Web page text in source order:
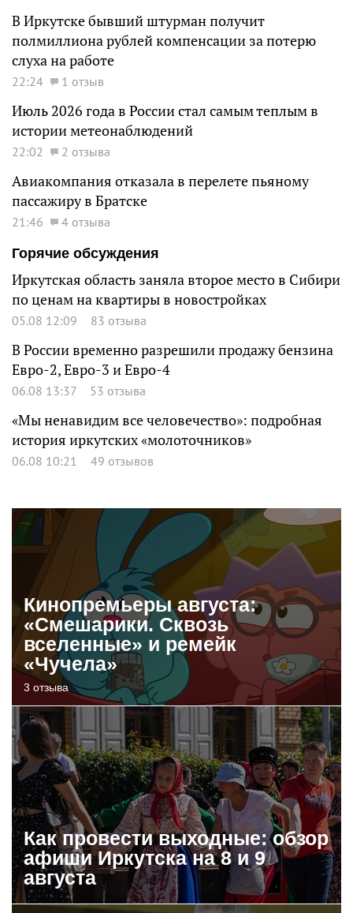
В Иркутске бывший штурман получит
полмиллиона рублей компенсации за потерю
слуха на работе
22:24 1 отзыв
Июль 2026 года в России стал самым теплым в
истории метеонаблюдений
22:02 2 отзыва
Авиакомпания отказала в перелете пьяному
пассажиру в Братске
21:46
4 отзыва
Горячие обсуждения
Иркутская область заняла второе место в Сибири
по ценам на квартиры в новостройках
05.08 12:09 83 отзыва
В России временно разрешили продажу бензина
Евро-2, Евро-3 и Евро-4
06.08 13:37 53 отзыва
«Мы ненавидим все человечество»: подробная
история иркутских «молоточников»
06.08 10:21 49 отзывов
Кинопремьеры августа:
«Смешарики. Сквозь
вселенные» и ремейк
«Чучела»
3 отзыва
Как провести выходные: обзор
афиши Иркутска на 8 и 9
августа